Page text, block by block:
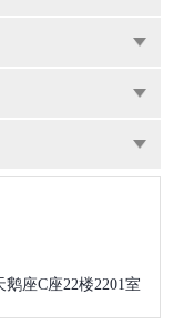
座C座22楼2201室